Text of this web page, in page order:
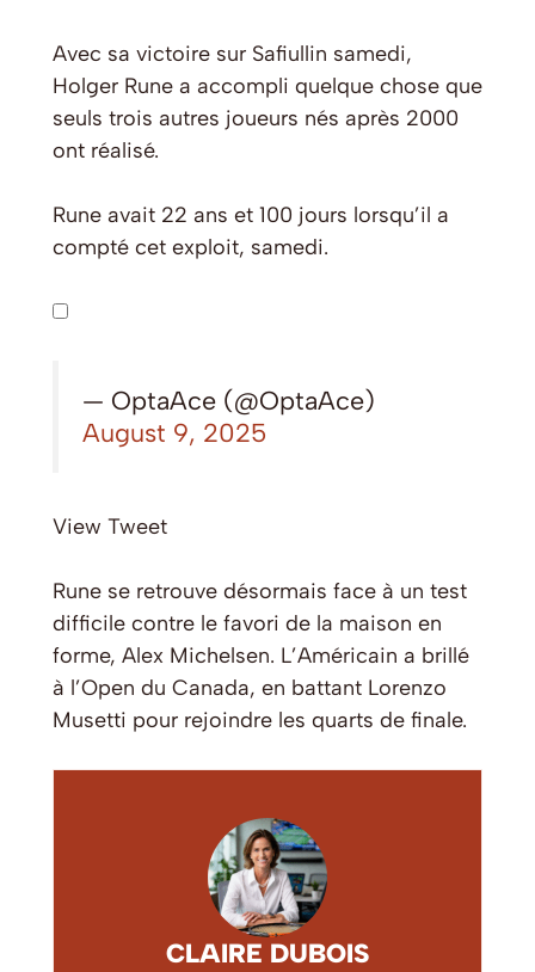
Avec sa victoire sur Safiullin samedi,
Holger Rune a accompli quelque chose que
seuls trois autres joueurs nés après 2000
ont réalisé.
Rune avait 22 ans et 100 jours lorsqu’il a
compté cet exploit, samedi.
— OptaAce (@OptaAce)
August 9, 2025
View Tweet
Rune se retrouve désormais face à un test
difficile contre le favori de la maison en
forme, Alex Michelsen. L’Américain a brillé
à l’Open du Canada, en battant Lorenzo
Musetti pour rejoindre les quarts de finale.
CLAIRE DUBOIS